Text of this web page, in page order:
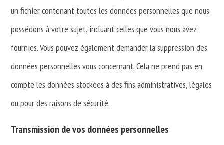
un fichier contenant toutes les données personnelles que nous
possédons à votre sujet, incluant celles que vous nous avez
fournies. Vous pouvez également demander la suppression des
données personnelles vous concernant. Cela ne prend pas en
compte les données stockées à des fins administratives, légales
ou pour des raisons de sécurité.
Transmission de vos données personnelles